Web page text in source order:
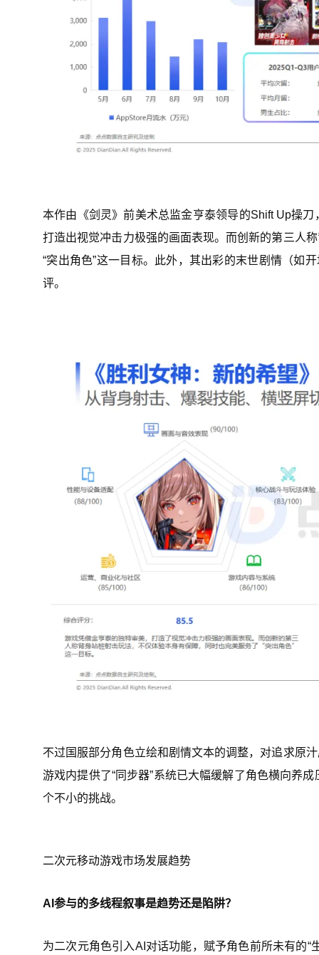
本作由《剑灵》前美术总监金亨泰领导的Shift Up操
打造出视觉冲击力极强的画面表现。而创新的第三人
“突出角色”这一目标。此外，其出彩的末世剧情（如
评。
不过国服部分角色立绘和剧情文本的调整，对追求原
游戏内提供了“同步器”系统已大幅缓解了角色横向养
个不小的挑战。
二次元移动游戏市场发展趋势
AI参与的多线程叙事是趋势还是陷阱？
为二次元角色引入AI对话功能，赋予角色前所未有的